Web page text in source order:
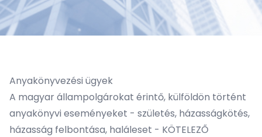
Anyakönyvezési ügyek
A magyar állampolgárokat érintő, külföldön történt
anyakönyvi eseményeket - születés, házasságkötés,
házasság felbontása, haláleset - KÖTELEZŐ